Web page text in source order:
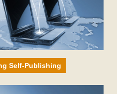
Self-Publishing